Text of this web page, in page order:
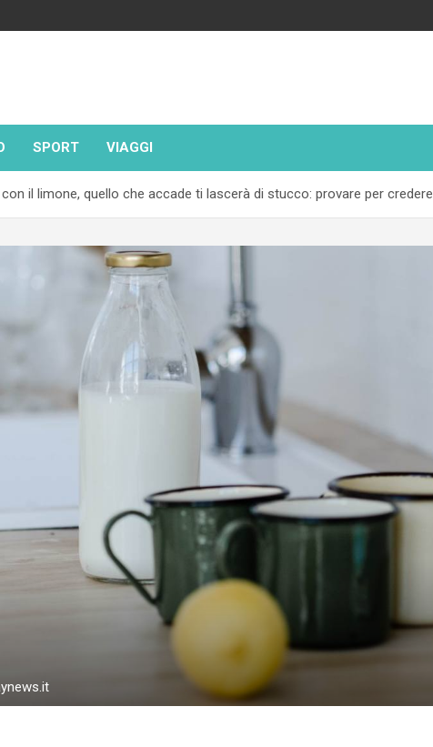
SPORT VIAGGI
il limone, quello che accade ti lascerà di stucco: provare per credere